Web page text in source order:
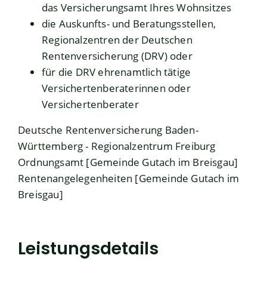
das Versicherungsamt Ihres Wohnsitzes
die Auskunfts- und Beratungsstellen,
Regionalzentren der Deutschen
Rentenversicherung (DRV) oder
für die DRV ehrenamtlich tätige
Versichertenberaterinnen oder
Versichertenberater
Deutsche Rentenversicherung Baden-
Württemberg - Regionalzentrum Freiburg
Ordnungsamt [Gemeinde Gutach im Breisgau]
Rentenangelegenheiten [Gemeinde Gutach im
Breisgau]
Leistungsdetails